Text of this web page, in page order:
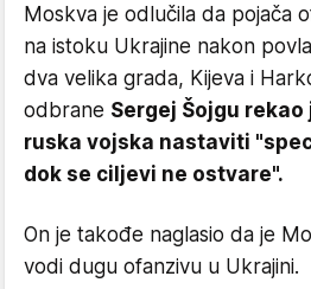
Moskva je odlučila da pojača
na istoku Ukrajine nakon
dva velika grada, Kijeva i
odbrane Sergej Šojgu
ruska vojska nastaviti
dok se ciljevi ne ostvare".
On je takođe naglasio da je
vodi dugu ofanzivu u Ukrajini.